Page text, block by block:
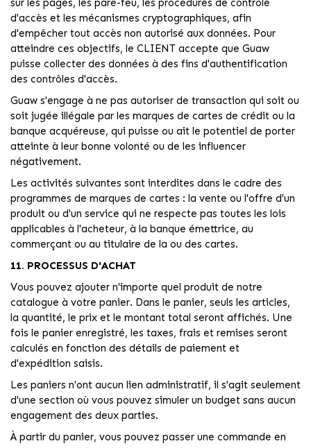
sur les pages, les pare-feu, les procédures de contrôle
d'accès et les mécanismes cryptographiques, afin
d'empêcher tout accès non autorisé aux données. Pour
atteindre ces objectifs, le CLIENT accepte que Guaw
puisse collecter des données à des fins d'authentification
des contrôles d'accès.
Guaw s'engage à ne pas autoriser de transaction qui soit ou
soit jugée illégale par les marques de cartes de crédit ou la
banque acquéreuse, qui puisse ou ait le potentiel de porter
atteinte à leur bonne volonté ou de les influencer
négativement.
Les activités suivantes sont interdites dans le cadre des
programmes de marques de cartes : la vente ou l'offre d'un
produit ou d'un service qui ne respecte pas toutes les lois
applicables à l'acheteur, à la banque émettrice, au
commerçant ou au titulaire de la ou des cartes.
11. PROCESSUS D'ACHAT
Vous pouvez ajouter n'importe quel produit de notre
catalogue à votre panier. Dans le panier, seuls les articles,
la quantité, le prix et le montant total seront affichés. Une
fois le panier enregistré, les taxes, frais et remises seront
calculés en fonction des détails de paiement et
d'expédition saisis.
Les paniers n'ont aucun lien administratif, il s'agit seulement
d'une section où vous pouvez simuler un budget sans aucun
engagement des deux parties.
À partir du panier, vous pouvez passer une commande en